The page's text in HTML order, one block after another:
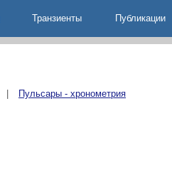
Транзиенты Публикации
Пульсары - хронометрия